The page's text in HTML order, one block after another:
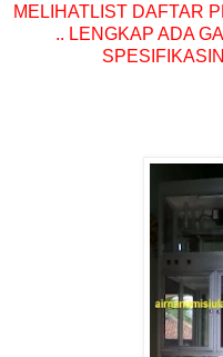
MELIHATLIST DAFTAR
.. LENGKAP ADA